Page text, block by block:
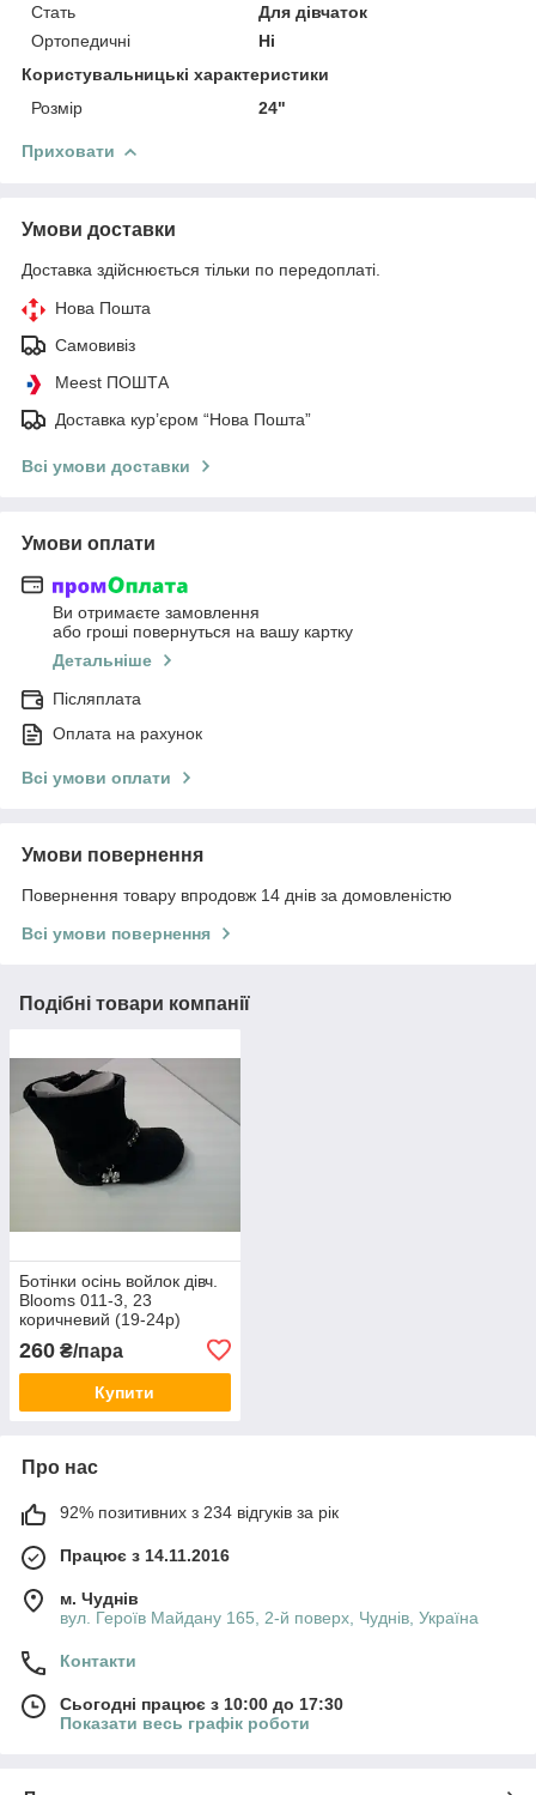
Стать
Для дівчаток
Ортопедичні
Ні
Користувальницькі характеристики
Розмір
24"
Приховати
Умови доставки
Доставка здійснюється тільки по передоплаті.
Нова Пошта
Самовивіз
Meest ПОШТА
Доставка кур’єром “Нова Пошта”
Всі умови доставки
Умови оплати
Ви отримаєте замовлення
або гроші повернуться на вашу картку
Детальніше
Післяплата
Оплата на рахунок
Всі умови оплати
Умови повернення
Повернення товару впродовж 14 днів за домовленістю
Всі умови повернення
Подібні товари компанії
Ботінки осінь войлок дівч.
Blooms 011-3, 23
коричневий (19-24р)
260 ₴/пара
Купити
Про нас
92% позитивних з 234 відгуків за рік
Працює з 14.11.2016
м. Чуднів
вул. Героїв Майдану 165, 2-й поверх, Чуднів, Україна
Контакти
Сьогодні працює з 10:00 до 17:30
Показати весь графік роботи